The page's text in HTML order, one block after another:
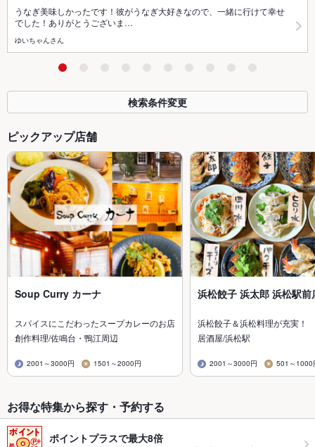
うなぎ美味しかったです！彼がうなぎ大好きなので、一緒に行けて幸せ
でした！ありがとうございま…
ゆいちゃんさん
検索条件変更
ピックアップ店舗
Soup Curry カーナ
スパイスにこだわったスープカレーのお店
創作料理/佐鳴台・鴨江周辺
2001～3000円 1501～2000円
浜松餃子 浜太郎 浜松駅前
浜松餃子＆浜松料理が充実！
居酒屋/浜松駅
2001～3000円 501～1000
お得な特集から探す・予約する
ポイントプラスで最大8倍